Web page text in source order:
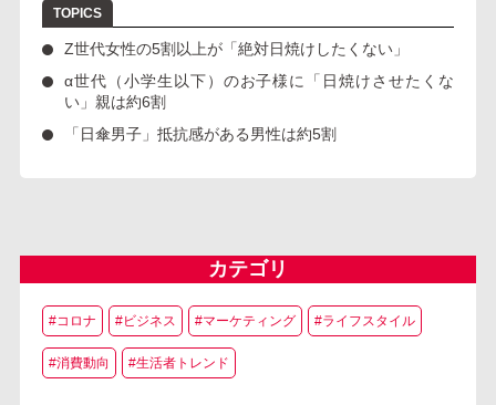
Z世代女性の5割以上が「絶対日焼けしたくない」
α世代（小学生以下）のお子様に「日焼けさせたくな
い」親は約6割
「日傘男子」抵抗感がある男性は約5割
カテゴリ
#コロナ #ビジネス #マーケティング #ライフスタイル
#消費動向 #生活者トレンド